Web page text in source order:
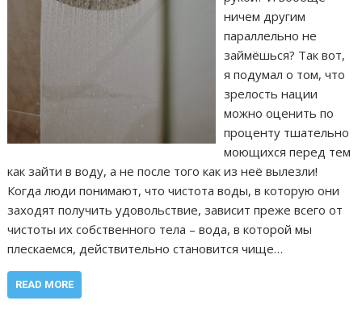
ничем другим
параллельно не
займёшься? Так вот,
я подумал о том, что
зрелость нации
можно оценить по
проценту тшательно
моющихся перед тем
как зайти в воду, а не после того как из неё вылезли!
Когда люди понимают, что чистота воды, в которую они
заходят получить удовольствие, зависит преже всего от
чистоты их собственного тела – вода, в которой мы
плескаемся, действительно становится чище…
READ MORE